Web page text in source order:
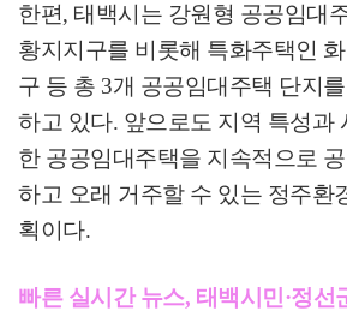
한편, 태백시는 강원형 공공임대
황지지구를 비롯해 특화주택인
구 등 총 3개 공공임대주택 단지
하고 있다. 앞으로도 지역 특성과
한 공공임대주택을 지속적으로
하고 오래 거주할 수 있는 정주환
획이다.
빠른 실시간 뉴스, 태백시민·정선